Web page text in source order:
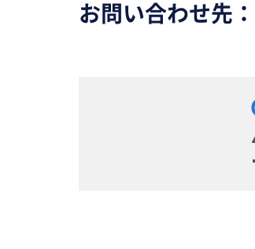
お問い合わせ先：